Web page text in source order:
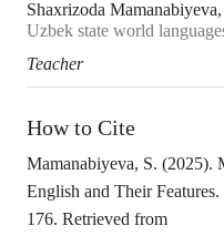
Shaxrizoda Mamanabiyeva,
Uzbek state world
Teacher
How to Cite
Mamanabiyeva, S. (2025).
English and Their Features.
176. Retrieved from